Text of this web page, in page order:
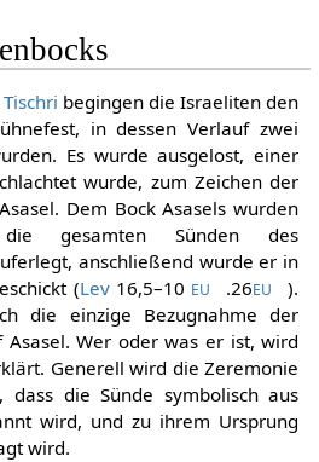
Tischri begingen die Israeliten den
in dessen Verlauf zwei
Es wurde ausgelost, einer
wurde, zum Zeichen der
Dem Bock Asasels wurden
gesamten Sünden des
anschließend wurde er in
(Lev16,5–10 EU .26EU
).
die einzige Bezugnahme der
Asasel. Wer oder was er ist, wird
Generell wird die Zeremonie
dass die Sünde symbolisch aus
wird, und zu ihrem Ursprung
wird.